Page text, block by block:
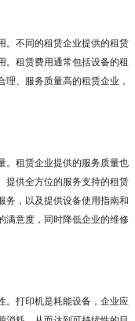
。不同的租赁企业提供的租赁
。租赁费用通常包括设备的租
、服务质量高的租赁企业，
。租赁企业提供的服务质量也
提供全方位的服务支持的租赁
务，以及提供设备使用指南和
满意度，同时降低企业的维修
。打印机是耗能设备，企业应